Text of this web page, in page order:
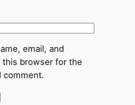
email, and
browser for the
comment.